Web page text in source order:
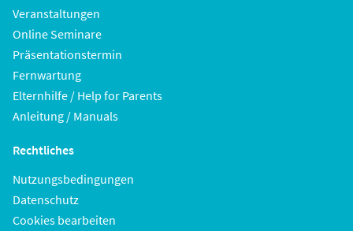
Veranstaltungen
Online Seminare
Präsentationstermin
Fernwartung
Elternhilfe / Help for Parents
Anleitung / Manuals
Rechtliches
Nutzungsbedingungen
Datenschutz
Cookies bearbeiten